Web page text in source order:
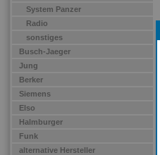
System Panzer
Radio
sonstiges
Busch-Jaeger
Jung
Berker
Siemens
Elso
Halmburger
Funk
alternative Hersteller